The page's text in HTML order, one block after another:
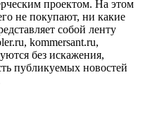
проектом. На этом
не покупают, ни какие
собой ленту
kommersant.ru,
без искажения,
публикуемых новостей